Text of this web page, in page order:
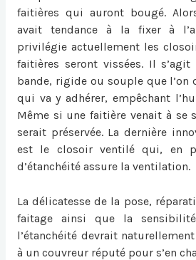
faitières qui auront bougé.
avait tendance à la fixer à
privilégie actuellement les
faitières seront vissées. Il s’agit
bande, rigide ou souple que l’on
qui va y adhérer, empêchant
Même si une faitière venait à se
serait préservée. La dernière
est le closoir ventilé qui, en
d’étanchéité assure la ventilation.
La délicatesse de la pose,
faitage ainsi que la
l’étanchéité devrait
à un couvreur réputé pour s’en